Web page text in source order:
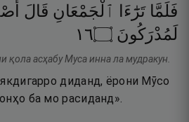
فَلَمَّا تَرَٰٓءَا ٱلْجَمْعَانِ قَالَ
لَمُدْرَكُونَ ۝٦١
қола асҳабу Муса инна ла мудракун.
диданд, ёрони Мӯсо
ба мо расиданд».